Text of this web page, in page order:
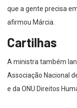
que a gente precisa
afirmou Márcia.
Cartilhas
A ministra também
Associação Nacional
e da ONU Direitos